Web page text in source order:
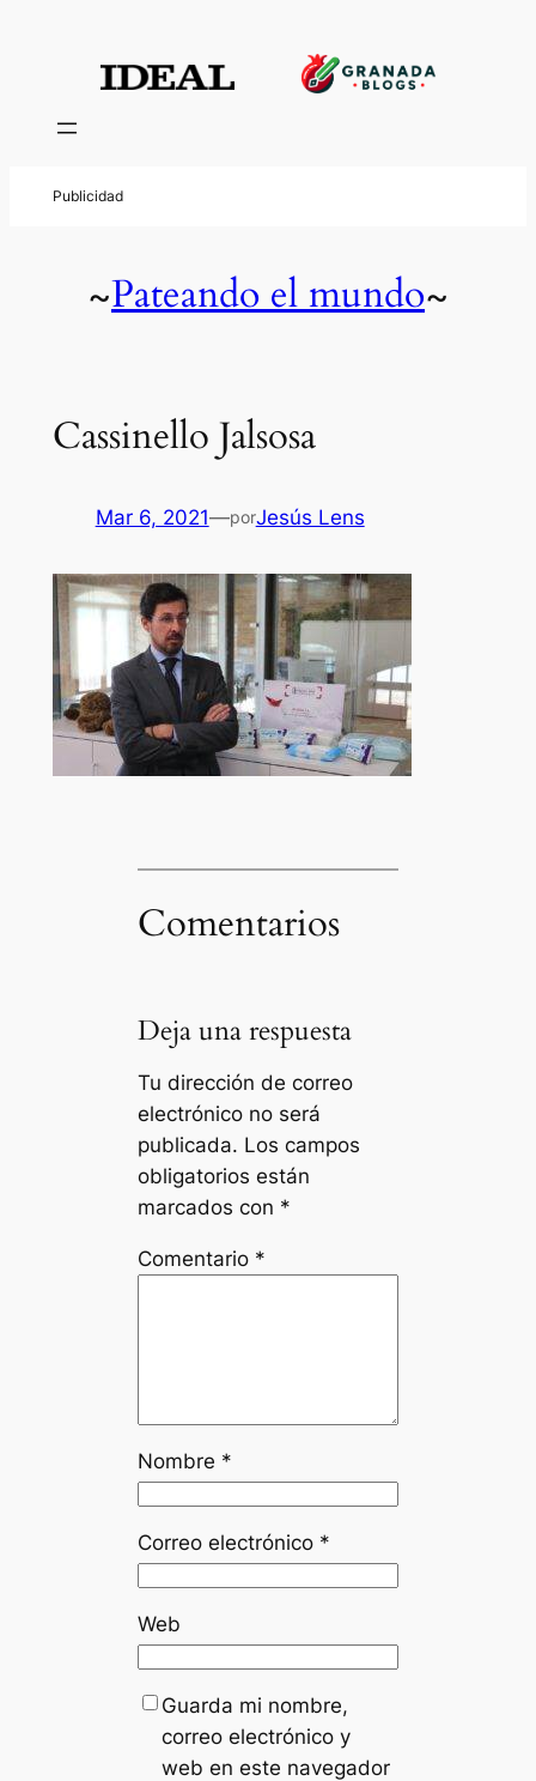
~Pateando el mundo~
Cassinello Jalsosa
Mar 6, 2021—porJesús Lens
Comentarios
Deja una respuesta
Tu dirección de correo
electrónico no será
publicada. Los campos
obligatorios están
marcados con *
Comentario *
Nombre *
Correo electrónico *
Web
Guarda mi nombre,
correo electrónico y
web en este navegador